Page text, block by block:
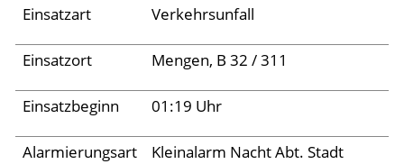
Einsätze
Aktuelles
Einsatzart
Verkehrsunfall
Einsatzort Mengen, B 32 / 311
Einsatzbeginn 01:19 Uhr
Alarmierungsart Kleinalarm Nacht Abt. Stadt